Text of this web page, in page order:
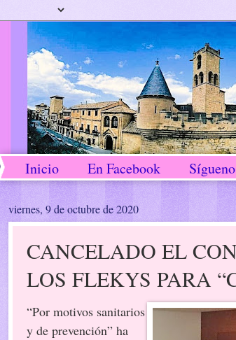
Inicio En Facebook
viernes, 9 de octubre de 2020
CANCELADO EL
LOS FLEKYS PARA
“Por motivos sanitarios
y de prevención” ha